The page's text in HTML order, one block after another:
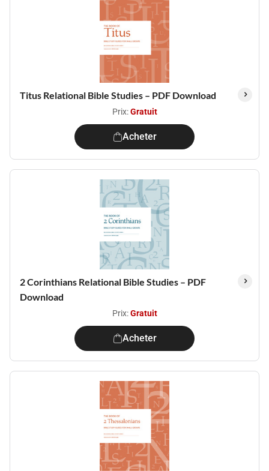
Titus Relational Bible Studies – PDF Download
Prix:Gratuit
Acheter
2 Corinthians Relational Bible Studies – PDF
Download
Prix:Gratuit
Acheter